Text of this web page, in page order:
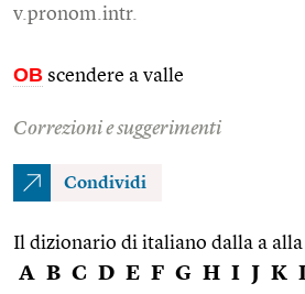
v.pronom.intr.
OB scendere a valle
Correzioni e suggerimenti
Condividi
Il dizionario di italiano dalla a alla
A B C D E F G H I J K